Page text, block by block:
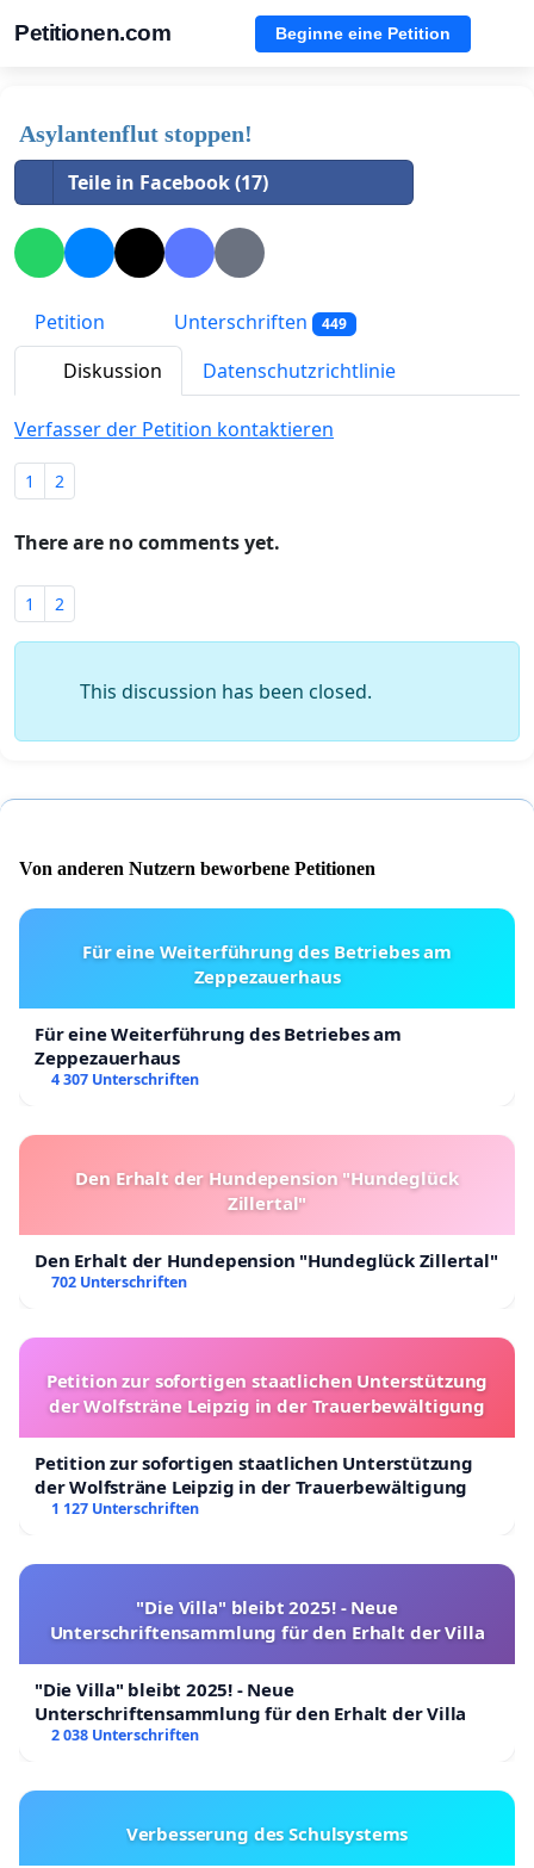
Petitionen.com Beginne eine Petition
Asylantenflut stoppen!
Teile in Facebook (17)
Petition Unterschriften 449
Diskussion Datenschutzrichtlinie
Verfasser der Petition kontaktieren
1 2
There are no comments yet.
1 2
This discussion has been closed.
Von anderen Nutzern beworbene Petitionen
Für eine Weiterführung des Betriebes am
Zeppezauerhaus
Für eine Weiterführung des Betriebes am
Zeppezauerhaus
4 307 Unterschriften
Den Erhalt der Hundepension "Hundeglück
Zillertal"
Den Erhalt der Hundepension "Hundeglück Zillertal"
702 Unterschriften
Petition zur sofortigen staatlichen Unterstützung
der Wolfsträne Leipzig in der Trauerbewältigung
Petition zur sofortigen staatlichen Unterstützung
der Wolfsträne Leipzig in der Trauerbewältigung
1 127 Unterschriften
"Die Villa" bleibt 2025! - Neue
Unterschriftensammlung für den Erhalt der Villa
"Die Villa" bleibt 2025! - Neue
Unterschriftensammlung für den Erhalt der Villa
2 038 Unterschriften
Verbesserung des Schulsystems